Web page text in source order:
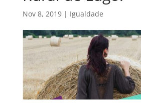
Nov 8, 2019| Igualdade